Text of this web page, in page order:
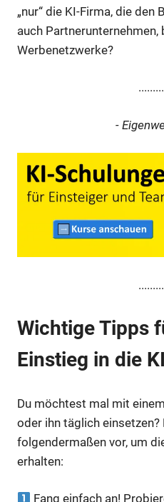
„nur“ die KI-Firma, die
auch
Werbenetzwerke?
-
Wichtige Tipps
Einstieg in die
Du möchtest mal mit
oder ihn täglich einsetzen?
folgendermaßen vor, um
erhalten:
Fang einfach an!